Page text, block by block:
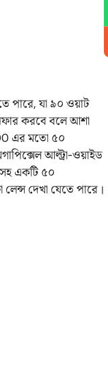
পারে, যা ৯০ ওয়াট
করবে বলে আশা
এর মতো ৫০
আল্ট্রা-ওয়াইড
একটি ৫০
দেখা যেতে পারে।